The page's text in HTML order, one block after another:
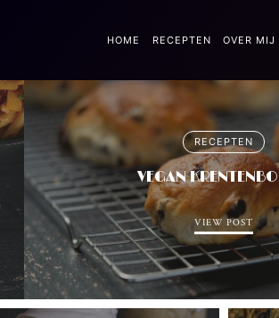
HOME RECEPTEN OVER MIJ
RECEPTEN
VEGAN
VIEW POST